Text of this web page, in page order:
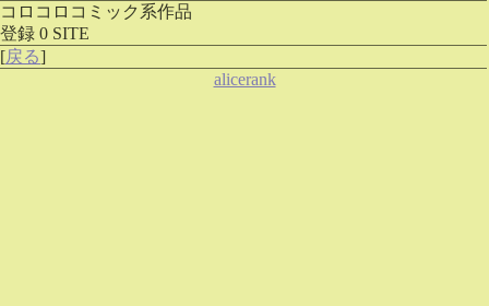
コロコロコミック系作品
登録 0 SITE
[戻る]
alicerank